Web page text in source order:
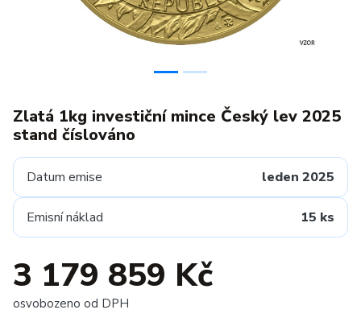
Zlatá 1kg investiční mince Český lev 2025
stand číslováno
Datum emise leden 2025
Emisní náklad 15 ks
3 179 859 Kč
osvobozeno od DPH